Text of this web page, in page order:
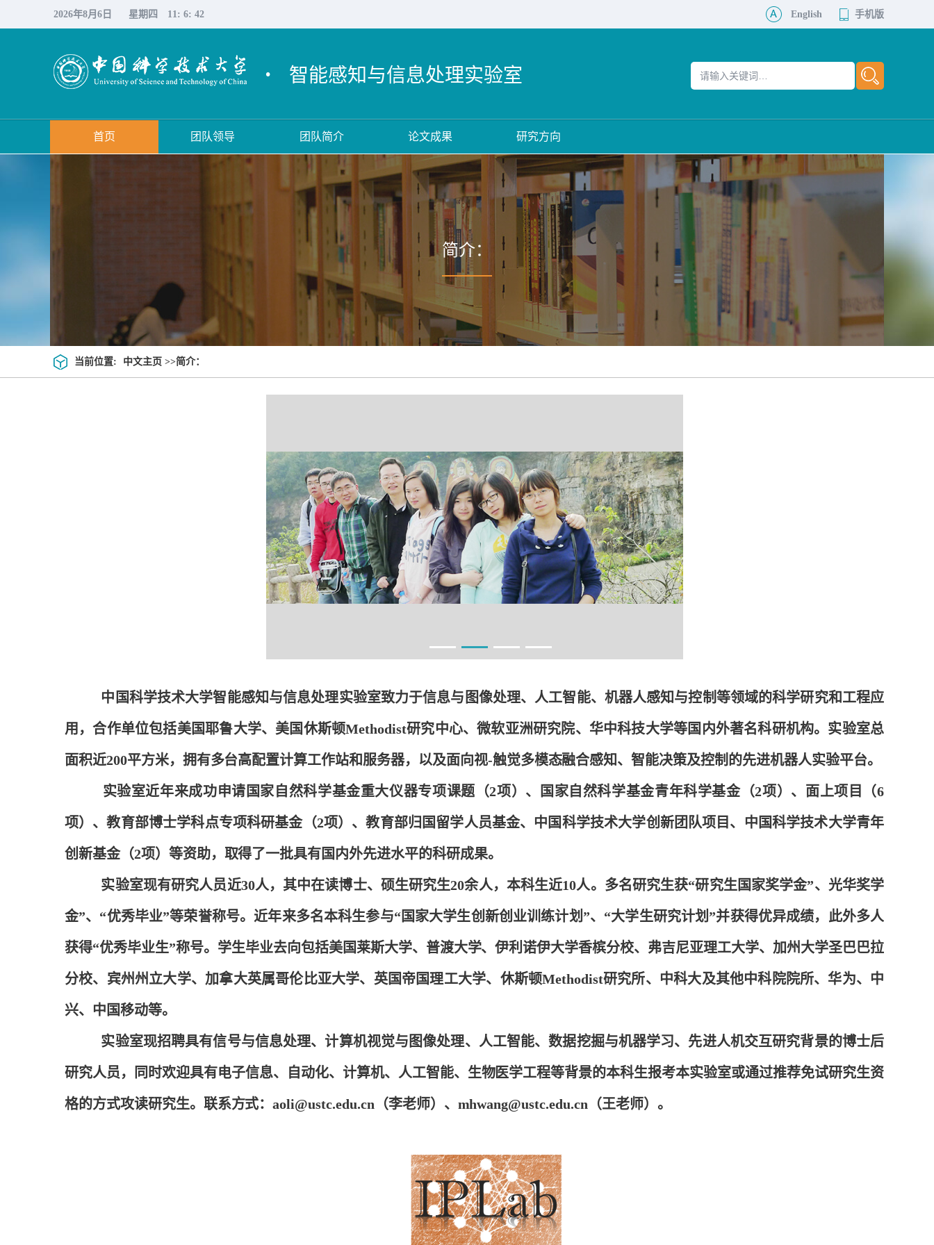
2026年8月6日 星期四 11: 6: 43 English 手机版
· 智能感知与信息处理实验室
首页 团队领导 团队简介 论文成果 研究方向
简介：
当前位置: 中文主页 >>简介：
中国科学技术大学智能感知与信息处理实验室致力于信息与图像处理、人工智能、机器人感知与控制等领域的科学研究和工程应
用，合作单位包括美国耶鲁大学、美国休斯顿Methodist研究中心、微软亚洲研究院、 华中科技大学等国内外著名科研机构。实验室总
面积近200平方米，拥有多台高配置计算工作站和服务器，以及面向视-触觉多模态融合感知、智能决策及控制的先进机器人实验平台。
实验室近年来成功申请国家自然科学基金重大仪器专项课题（2项）、国家自然科学基金青年科学基金（2项）、面上项目（6
项）、教育部博士学科点专项科研基金（2项）、教育部归国留学人员基金、中国科学技术大学创新团队项目、中国科学技术大学青年
创新基金（2项）等资助，取得了一批具有国内外先进水平的科研成果。
实验室现有研究人员近30人，其中在读博士、硕生研究生20余人，本科生近10人。多名研究生获“研究生国家奖学金”、光华奖学
金”、“优秀毕业”等荣誉称号。近年来多名本科生参与“国家大学生创新创业训练计划”、“大学生研究计划”并获得优异成绩，此外多人
获得“优秀毕业生”称号。学生毕业去向包括美国莱斯大学、普渡大学、伊利诺伊大学香槟分校、弗吉尼亚理工大学、加州大学圣巴巴拉
分校、宾州州立大学、加拿大英属哥伦比亚大学、英国帝国理工大学、休斯顿Methodist研究所、中科大及其他中科院院所、华为、中
兴、中国移动等。
实验室现招聘具有信号与信息处理、计算机视觉与图像处理、人工智能、数据挖掘与机器学习、先进人机交互研究背景的博士后
研究人员，同时欢迎具有电子信息、自动化、计算机、人工智能、生物医学工程等背景的本科生报考本实验室或通过推荐免试研究生资
格的方式攻读研究生。联系方式：aoli@ustc.edu.cn（李老师）、mhwang@ustc.edu.cn（王老师）。